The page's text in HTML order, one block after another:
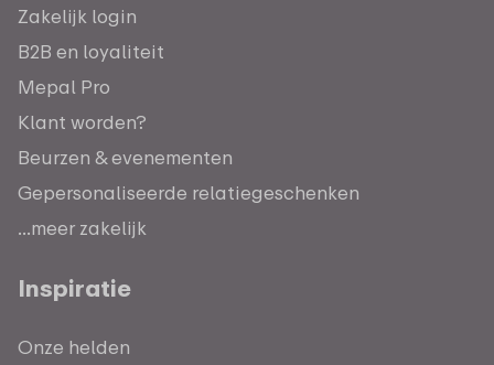
Zakelijk login
B2B en loyaliteit
Mepal Pro
Klant worden?
Beurzen & evenementen
Gepersonaliseerde relatiegeschenken
...meer zakelijk
Inspiratie
Onze helden